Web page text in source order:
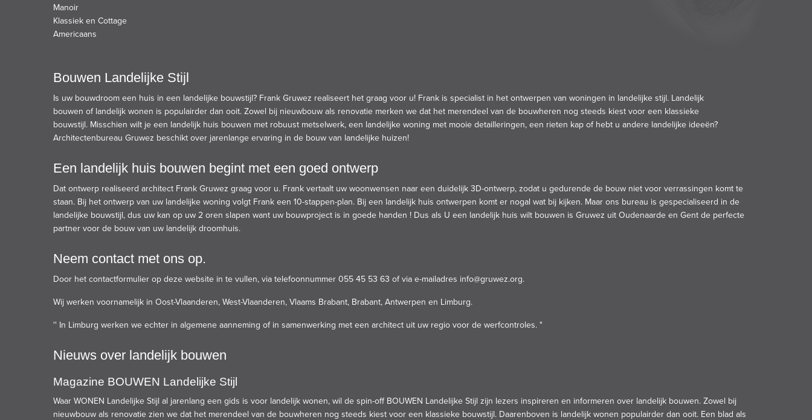
Manoir
Klassiek en Cottage
Americaans
Bouwen Landelijke Stijl
Is uw bouwdroom een huis in een landelijke bouwstijl? Frank Gruwez realiseert het graag voor u! Frank is specialist in het ontwerpen van woningen in landelijke stijl. Landelijk
bouwen of landelijk wonen is populairder dan ooit. Zowel bij nieuwbouw als renovatie merken we dat het merendeel van de bouwheren nog steeds kiest voor een klassieke
bouwstijl. Misschien wilt je een landelijk huis bouwen met robuust metselwerk, een landelijke woning met mooie detailleringen, een rieten kap of hebt u andere landelijke ideeën?
Architectenbureau Gruwez beschikt over jarenlange ervaring in de bouw van landelijke huizen!
Een landelijk huis bouwen begint met een goed ontwerp
Dat ontwerp realiseerd architect Frank Gruwez graag voor u. Frank vertaalt uw woonwensen naar een duidelijk 3D-ontwerp, zodat u gedurende de bouw niet voor verrassingen komt te
staan. Bij het ontwerp van uw landelijke woning volgt Frank een 10-stappen-plan. Bij een landelijk huis ontwerpen komt er nogal wat bij kijken. Maar ons bureau is gespecialiseerd in de
landelijke bouwstijl, dus uw kan op uw 2 oren slapen want uw bouwproject is in goede handen ! Dus als U een landelijk huis wilt bouwen is Gruwez uit Oudenaarde en Gent de perfecte
partner voor de bouw van uw landelijk droomhuis.
Neem contact met ons op.
Door het contactformulier op deze website in te vullen, via telefoonnummer 055 45 53 63 of via e-mailadres info@gruwez.org.
Wij werken voornamelijk in Oost-Vlaanderen, West-Vlaanderen, Vlaams Brabant, Brabant, Antwerpen en Limburg.
'' In Limburg werken we echter in algemene aanneming of in samenwerking met een architect uit uw regio voor de werfcontroles. "
Nieuws over landelijk bouwen
Magazine BOUWEN Landelijke Stijl
Waar WONEN Landelijke Stijl al jarenlang een gids is voor landelijk wonen, wil de spin-off BOUWEN Landelijke Stijl zijn lezers inspireren en informeren over landelijk bouwen. Zowel bij
nieuwbouw als renovatie zien we dat het merendeel van de bouwheren nog steeds kiest voor een klassieke bouwstijl. Daarenboven is landelijk wonen populairder dan ooit. Een blad als